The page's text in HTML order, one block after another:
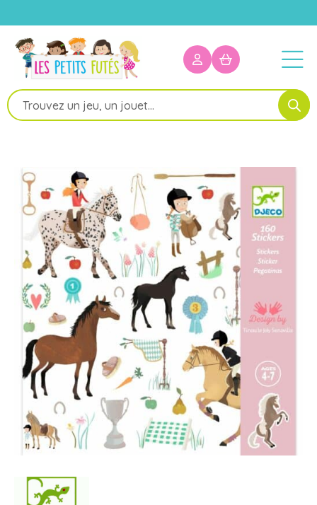
Recherche
de
produits